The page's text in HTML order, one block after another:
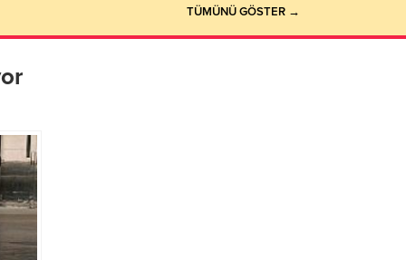
TÜMÜNÜ GÖSTER →